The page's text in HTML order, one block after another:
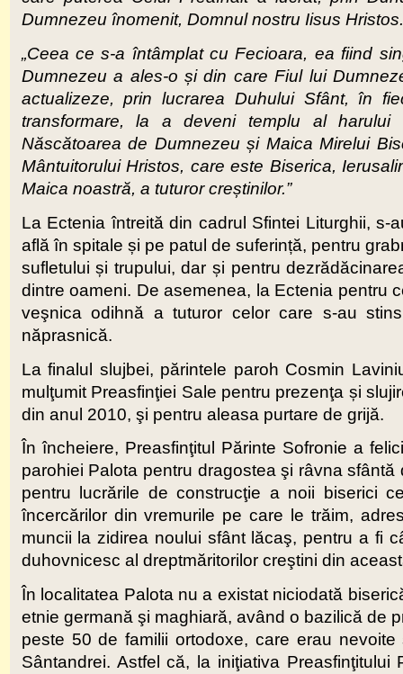
Dumnezeu înomenit, Domnul nostru Iisus
„Ceea ce s-a întâmplat cu Fecioara, ea fiind
Dumnezeu a ales-o și din care Fiul lui
actualizeze, prin lucrarea Duhului Sfânt, în
transformare, la a deveni templu al harului
Născătoarea de Dumnezeu și Maica Mirelui
Mântuitorului Hristos, care este Biserica,
Maica noastră, a tuturor creștinilor.”
La Ectenia întreită din cadrul Sfintei Liturghii,
află în spitale și pe patul de suferință, pentru
sufletului și trupului, dar și pentru
dintre oameni. De asemenea, la Ectenia pentru
veşnica odihnă a tuturor celor care s-au
năprasnică.
La finalul slujbei, părintele paroh Cosmin
mulţumit Preasfinţiei Sale pentru prezenţa și
din anul 2010, şi pentru aleasa purtare de grijă.
În încheiere, Preasfinţitul Părinte Sofronie a
parohiei Palota pentru dragostea şi râvna
pentru lucrările de construcţie a noii biserici
încercărilor din vremurile pe care le trăim,
muncii la zidirea noului sfânt lăcaş, pentru a fi
duhovnicesc al dreptmăritorilor creştini din
În localitatea Palota nu a existat niciodată
etnie germană şi maghiară, având o bazilică de
peste 50 de familii ortodoxe, care erau
Sântandrei. Astfel că, la iniţiativa